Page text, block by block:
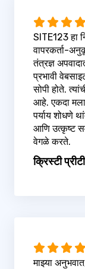
SITE123 हा
वापरकर्ता-
तंत्रज्ञ
प्रभावी
सोपी होते.
आहे. एकदा
पर्याय शोधणे
आणि उत्कृष्ट
वेगळे करते.
क्रिस्टी
माझ्या